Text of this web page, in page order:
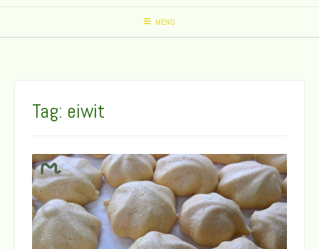
MENU
Tag: eiwit